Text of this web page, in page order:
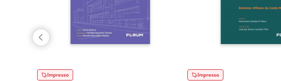
Impresso Impresso